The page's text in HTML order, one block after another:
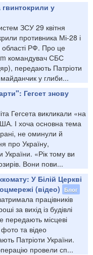
гвинтокрили у
ЗСУ 29 квітня
противника Мі-28 і
області РФ. Про це
командувач СБС
передають Патріоти
у глиби...
Гегсет знову
Гегсета викликали «на
І хоча основна тема
не оминули й
про Україну,
України. «Рік тому ви
Вони пови...
У Білій Церкві
(відео)
Блог
працівників
за вихід із будівлі
передають місцеві
та відео
Патріоти України.
провели сп...